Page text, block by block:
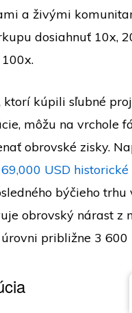
a živými
dosiahnuť 10x,
ktorí kúpili sľubné
môžu na vrchole
obrovské zisky.
69,000 USD
býčieho
obrovský nárast z
približne 3 600
Kickoff
Číslo spoločnosti
167-169 Great
kráľovstvo, W1W
charakter a nie je
je indikátorom budúcich
kryptomien je spojené s
v rámci britského
britského finančného
spojené s rizikom a
časť hodnoty alebo celú
sa môže vzťahovať daň z
ZÁSADY OCHRANY OSOBNÝCH